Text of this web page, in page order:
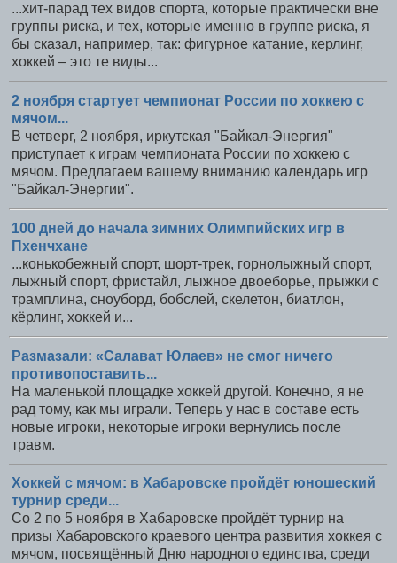
...хит-парад тех видов спорта, которые практически вне
группы риска, и тех, которые именно в группе риска, я
бы сказал, например, так: фигурное катание, керлинг,
хоккей – это те виды...
2 ноября стартует чемпионат России по хоккею с
мячом...
В четверг, 2 ноября, иркутская "Байкал-Энергия"
приступает к играм чемпионата России по хоккею с
мячом. Предлагаем вашему вниманию календарь игр
"Байкал-Энергии".
100 дней до начала зимних Олимпийских игр в
Пхенчхане
...конькобежный спорт, шорт-трек, горнолыжный спорт,
лыжный спорт, фристайл, лыжное двоеборье, прыжки с
трамплина, сноуборд, бобслей, скелетон, биатлон,
кёрлинг, хоккей и...
Размазали: «Салават Юлаев» не смог ничего
противопоставить...
На маленькой площадке хоккей другой. Конечно, я не
рад тому, как мы играли. Теперь у нас в составе есть
новые игроки, некоторые игроки вернулись после
травм.
Хоккей с мячом: в Хабаровске пройдёт юношеский
турнир среди...
Со 2 по 5 ноября в Хабаровске пройдёт турнир на
призы Хабаровского краевого центра развития хоккея с
мячом, посвящённый Дню народного единства, среди